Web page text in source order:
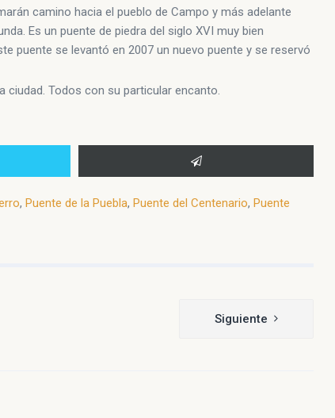
camino hacia el pueblo de Campo y más adelante
Es un puente de piedra del siglo XVI muy bien
puente se levantó en 2007 un nuevo puente y se reservó
Todos con su particular encanto.
, Puente de la Puebla, Puente del Centenario, Puente
Siguiente